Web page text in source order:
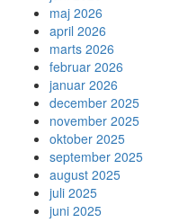
maj 2026
april 2026
marts 2026
februar 2026
januar 2026
december 2025
november 2025
oktober 2025
september 2025
august 2025
juli 2025
juni 2025